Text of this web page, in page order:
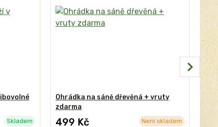
Skladem
Ohrádka na sáně dřevěná + vruty
zdarma
499 Kč Není skladem